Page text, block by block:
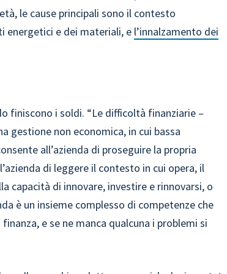
le cause principali sono il contesto
energetici e dei materiali, e l’innalzamento dei
finiscono i soldi. “Le difficoltà finanziarie –
gestione non economica, in cui bassa
all’azienda di proseguire la propria
di leggere il contesto in cui opera, il
capacità di innovare, investire e rinnovarsi, o
è un insieme complesso di competenze che
e se ne manca qualcuna i problemi si